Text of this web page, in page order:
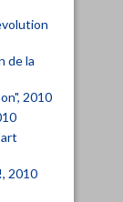
de la
2010
2010